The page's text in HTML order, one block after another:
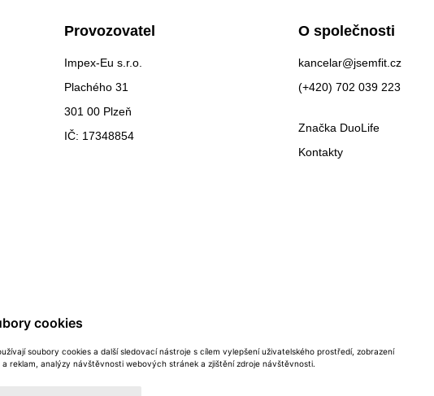
cookies
soubory cookies a další sledovací nástroje s cílem vylepšení uživatelského prostředí, zobrazení
a reklam, analýzy návštěvnosti webových stránek a zjištění zdroje návštěvnosti.
Provozovatel
Impex-Eu s.r.o.
Plachého 31
301 00 Plzeň
IČ: 17348854
O společnosti
kancelar@jsemfit.cz
(+420) 702 039 223
Značka DuoLife
Kontakty